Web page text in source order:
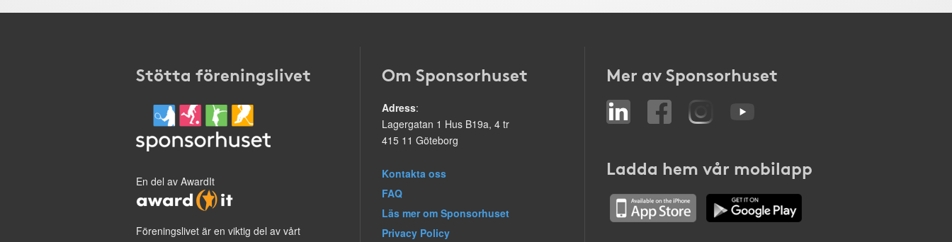
Stötta föreningslivet
En del av AwardIt
Föreningslivet är en viktig del av vårt
Om Sponsorhuset
Adress:
Lagergatan 1 Hus B19a, 4 tr
415 11 Göteborg
Kontakta oss
FAQ
Läs mer om Sponsorhuset
Privacy Policy
Mer av Sponsorhuset
Ladda hem vår mobilapp